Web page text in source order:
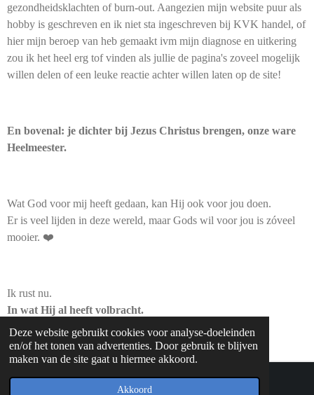
Deze website gebruikt cookies voor analyse-doeleinden
en/of het tonen van advertenties. Door gebruik te blijven
maken van de site gaat u hiermee akkoord.
Akkoord
gezondheidsklachten of burn-out. Aangezien mijn website puur als
hobby is geschreven en ik niet sta ingeschreven bij KVK handel, of
hier mijn beroep van heb gemaakt ivm mijn diagnose en uitkering
zou ik het heel erg tof vinden als jullie de pagina's zoveel mogelijk
willen delen of een leuke reactie achter willen laten op de site!
En bovenal: je dichter bij Jezus Christus brengen, onze ware
Heelmeester.
Wat God voor mij heeft gedaan, kan Hij ook voor jou doen.
Er is veel lijden in deze wereld, maar Gods wil voor jou is zóveel
mooier. ❤️
Ik rust nu.
In wat Hij al heeft volbracht.
www.sandyvanessa.nl